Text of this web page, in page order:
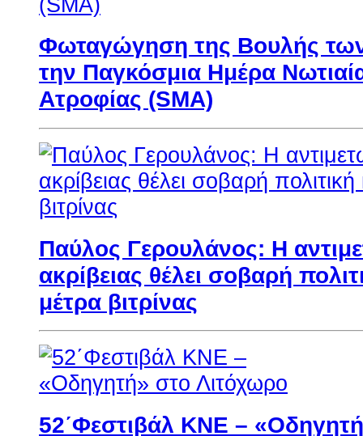
Φωταγώγηση της Βουλής
την Παγκόσμια Ημέρα
Ατροφίας (SMA)
Παύλος Γερουλάνος: Η
ακρίβειας θέλει σοβαρή
μέτρα βιτρίνας
52΄Φεστιβάλ ΚΝΕ –